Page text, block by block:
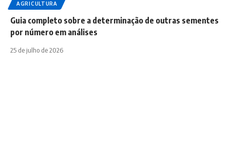
AGRICULTURA
Guia completo sobre a determinação de outras sementes
por número em análises
25 de julho de 2026